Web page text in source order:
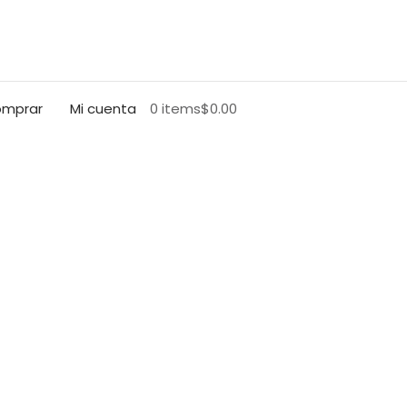
Mi cuenta 0 items$0.00